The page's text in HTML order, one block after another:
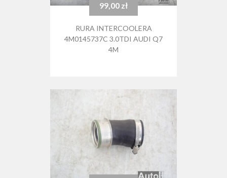
Cena99,00 zł
RURA INTERCOOLERA
4M0145737C 3.0TDI AUDI Q7
4M